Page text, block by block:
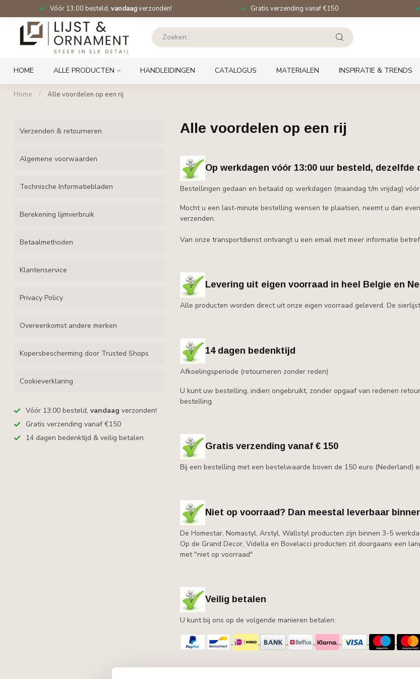
Vóór 13:00 besteld, vandaagverzonden! Gratis verzending vanaf €150
HOME ALLE PRODUCTEN HANDLEIDINGEN CATALOGUS MATERIALEN INSPIRATIE & TRENDS
Home / Alle voordelen op een rij
Verzenden & retourneren
Algemene voorwaarden
Technische Informatiebladen
Berekening lijmverbruik
Betaalmethoden
Klantenservice
Privacy Policy
Overeenkomst andere merken
Kopersbescherming door Trusted Shops
Cookieverklaring
Vóór 13:00 besteld, vandaag verzonden!
Gratis verzending vanaf €150
14 dagen bedenktijd & veilig betalen
Alle voordelen op een rij
Op werkdagen vóór 13:00 uur besteld, dezelfde
Bestellingen gedaan en betaald op werkdagen (maandag t/m vrijdag)
Mocht u een last-minute bestelling wensen te plaatsen, neemt u dan
verzenden.
Van onze transportdienst ontvangt u een email met meer informatie
Levering uit eigen voorraad in heel Belgie en
Alle producten worden direct uit onze eigen voorraad geleverd. De
14 dagen bedenktijd
Afkoelingsperiode (retourneren zonder reden)
U kunt uw bestelling, indien ongebruikt, zonder opgaaf van redenen
bestelling.
Gratis verzending vanaf € 150
Bij een bestelling met een bestelwaarde boven de 150 euro (Nederland)
Niet op voorraad? Dan meestal leverbaar
De Homestar, Nomastyl, Arstyl, Wallstyl producten zijn binnen 3-5
Op de Grand Decor, Vidella en Bovelacci producten zit doorgaans een
met "niet op voorraad"
Veilig betalen
U kunt bij ons op de volgende manieren betalen: